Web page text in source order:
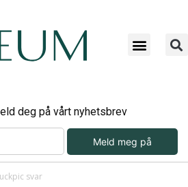
deg på vårt nyhetsbrev
Meld meg på
svar